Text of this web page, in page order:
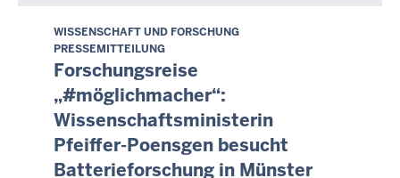
o
b
r
2
0
M
o
n
t
a
g
,
WISSENSCHAFT UND FORSCHUNG
PRESSEMITTEILUNG
Forschungsreise
„#möglichmacher“:
Wissenschaftsministerin
Pfeiffer-Poensgen besucht
Batterieforschung in Münster